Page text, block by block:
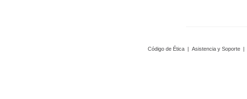
Código de Ética | Asistencia y Soporte |